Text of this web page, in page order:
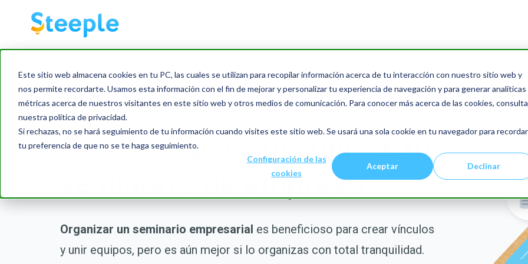
Este sitio web almacena cookies en tu PC, las cuales se utilizan para recopilar información acerca de tu interacción con nuestro sitio web y
nos permite recordarte. Usamos esta información con el fin de mejorar y personalizar tu experiencia de navegación y para generar analíticas
métricas acerca de nuestros visitantes en este sitio web y otros medios de comunicación. Para conocer más acerca de las cookies, consulta
nuestra política de privacidad.
Si rechazas, no se hará seguimiento de tu información cuando visites este sitio web. Se usará una sola cookie en tu navegador para recordar
tu preferencia de que no se te haga seguimiento.
Configuración de las
cookies
Aceptar Declinar
Checklist para organizar tu
seminario de empresa
Organizar un seminario empresarial es beneficioso para crear vínculos
y unir equipos, pero es aún mejor si lo organizas con total tranquilidad.